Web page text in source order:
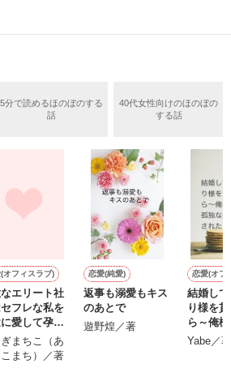
の改稿版です＊
作品を読む
いている。
守（26）がいるのだが、後輩の姫原由
子』と馬鹿にされ、一人こっそり泣い
きて──？
子』🦅
子？！！！』🐥
見せる素顔は、なぜか想像以上に甘く
も全てフリー素材です。
7.20完結です。
トレンド1位でした〜良かったら読ん
5分で読めるほのぼのする
話
40代女性向けのほのぼの
する話
オフィスラブ)
エリート社
フレな私を
愛して孕ま
まちこ（あ
まち）／著
恋愛(純愛)
返事も溺愛もキス
のあとで
遊野煌／著
恋愛(オフ
結婚し
り様を
ら～俺
孤独な
Yabe／著
ひ